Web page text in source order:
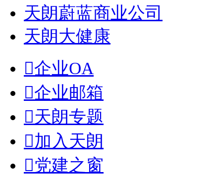
天朗蔚蓝商业公司
天朗大健康
企业OA
企业邮箱
天朗专题
加入天朗
党建之窗